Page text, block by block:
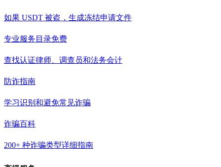
如果 USDT 被盗，生成冻结申请文件
专业服务目录免费
查找认证律师、调查员和法务会计
防诈指南
学习识别和避免常见诈骗
诈骗百科
200+ 种诈骗类型详细指南